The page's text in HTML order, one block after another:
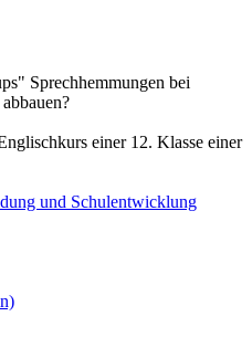
Sprechhemmungen bei
einer 12. Klasse einer
und Schulentwicklung